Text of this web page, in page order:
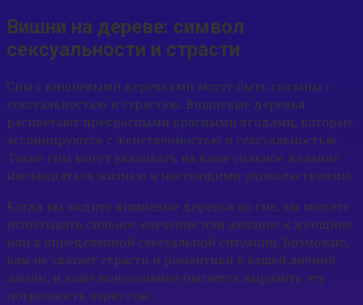
Вишни на дереве: символ
сексуальности и страсти
Сны с вишневыми деревьями могут быть связаны с
сексуальностью и страстью. Вишневые деревья
расцветают прекрасными красными ягодами, которые
ассоциируются с женственностью и сексуальностью.
Такие сны могут указывать на ваше сильное желание
наслаждаться жизнью и настоящими удовольствиями.
Когда вы видите вишневые деревья во сне, вы можете
испытывать сильное влечение или желание к женщине
или к определенной сексуальной ситуации. Возможно,
вам не хватает страсти и романтики в вашей личной
жизни, и ваше подсознание пытается выразить эту
потребность через сон.